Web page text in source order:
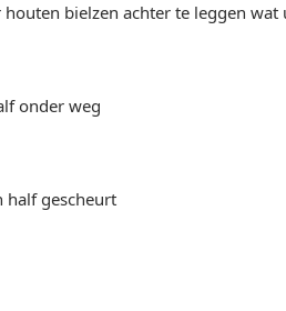
bielzen achter te leggen wat
onder weg
half gescheurt